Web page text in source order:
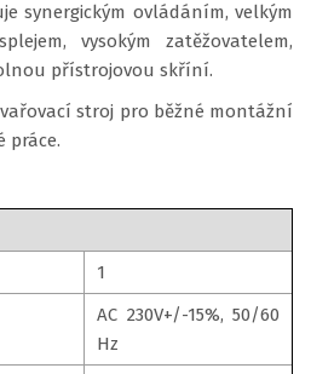
synergickým ovládáním, velkým
vysokým zatěžovatelem,
přístrojovou skříní.
stroj pro běžné montážní
práce.
1
AC 230V+/-15%, 50/60
Hz